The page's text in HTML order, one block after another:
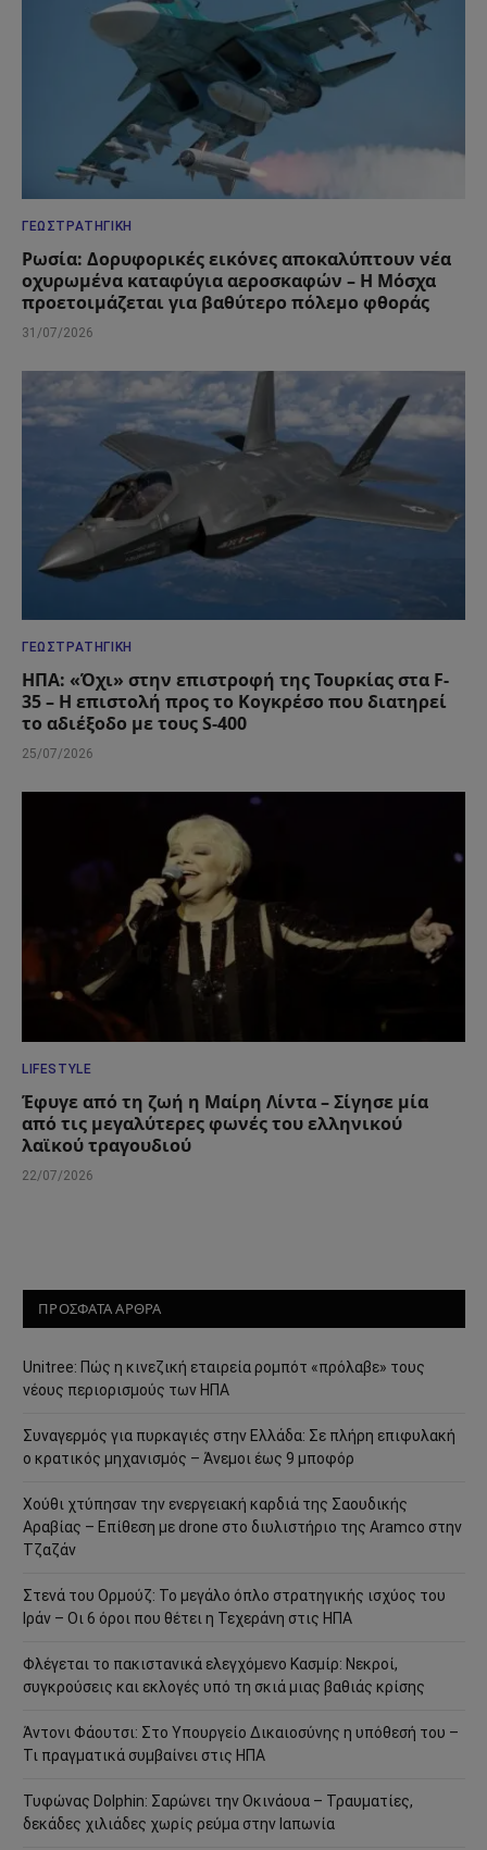
ΓΕΩΣΤΡΑΤΗΓΙΚΉ
Ρωσία: Δορυφορικές εικόνες αποκαλύπτουν νέα
οχυρωμένα καταφύγια αεροσκαφών – Η Μόσχα
προετοιμάζεται για βαθύτερο πόλεμο φθοράς
31/07/2026
ΓΕΩΣΤΡΑΤΗΓΙΚΉ
ΗΠΑ: «Όχι» στην επιστροφή της Τουρκίας στα F-
35 – Η επιστολή προς το Κογκρέσο που διατηρεί
το αδιέξοδο με τους S-400
25/07/2026
LIFESTYLE
Έφυγε από τη ζωή η Μαίρη Λίντα – Σίγησε μία
από τις μεγαλύτερες φωνές του ελληνικού
λαϊκού τραγουδιού
22/07/2026
ΠΡΟΣΦΑΤΑ ΑΡΘΡΑ
Unitree: Πώς η κινεζική εταιρεία ρομπότ «πρόλαβε» τους
νέους περιορισμούς των ΗΠΑ
Συναγερμός για πυρκαγιές στην Ελλάδα: Σε πλήρη επιφυλακή
ο κρατικός μηχανισμός – Άνεμοι έως 9 μποφόρ
Χούθι χτύπησαν την ενεργειακή καρδιά της Σαουδικής
Αραβίας – Επίθεση με drone στο διυλιστήριο της Aramco στην
Τζαζάν
Στενά του Ορμούζ: Το μεγάλο όπλο στρατηγικής ισχύος του
Ιράν – Οι 6 όροι που θέτει η Τεχεράνη στις ΗΠΑ
Φλέγεται το πακιστανικά ελεγχόμενο Κασμίρ: Νεκροί,
συγκρούσεις και εκλογές υπό τη σκιά μιας βαθιάς κρίσης
Άντονι Φάουτσι: Στο Υπουργείο Δικαιοσύνης η υπόθεσή του –
Τι πραγματικά συμβαίνει στις ΗΠΑ
Τυφώνας Dolphin: Σαρώνει την Οκινάουα – Τραυματίες,
δεκάδες χιλιάδες χωρίς ρεύμα στην Ιαπωνία